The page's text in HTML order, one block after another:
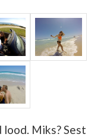
Miks? Sest